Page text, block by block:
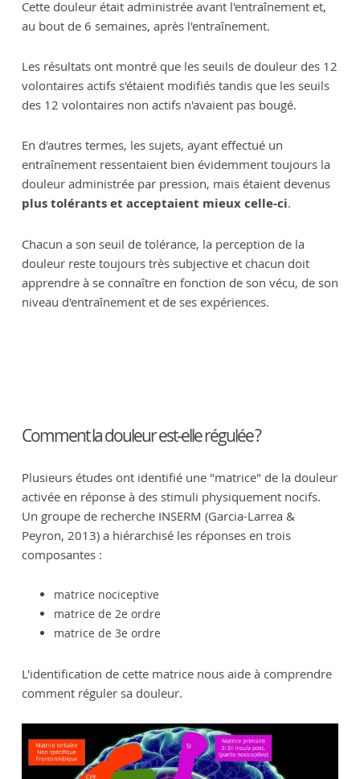
Cette douleur était administrée avant l'entraînement et,
au bout de 6 semaines, après l'entraînement.
Les résultats ont montré que les seuils de douleur des 12
volontaires actifs s'étaient modifiés tandis que les seuils
des 12 volontaires non actifs n'avaient pas bougé.
En d'autres termes, les sujets, ayant effectué un
entraînement ressentaient bien évidemment toujours la
douleur administrée par pression, mais étaient devenus
plus tolérants et acceptaient mieux celle-ci.
Chacun a son seuil de tolérance, la perception de la
douleur reste toujours très subjective et chacun doit
apprendre à se connaître en fonction de son vécu, de son
niveau d'entraînement et de ses expériences.
Comment la douleur est-elle régulée ?
Plusieurs études ont identifié une "matrice" de la douleur
activée en réponse à des stimuli physiquement nocifs.
Un groupe de recherche INSERM (Garcia-Larrea &
Peyron, 2013) a hiérarchisé les réponses en trois
composantes :
matrice nociceptive
matrice de 2e ordre
matrice de 3e ordre
L'identification de cette matrice nous aide à comprendre
comment réguler sa douleur.